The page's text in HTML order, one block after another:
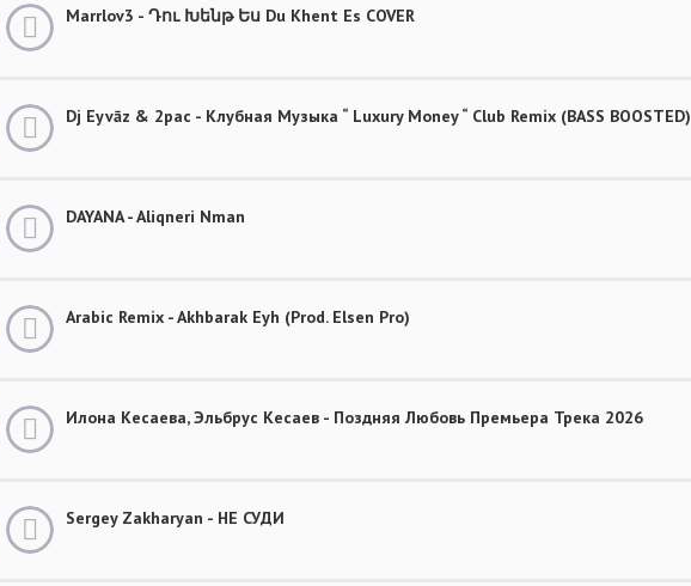
Marrlov3 - Դու Խենթ Ես Du Khent Es COVER
Dj Eyvāz & 2pac - Клубная Музыка “ Luxury Money “ Club Remix (BASS BOOSTED)
DAYANA - Aliqneri Nman
Arabic Remix - Akhbarak Eyh (Prod. Elsen Pro)
Илона Кесаева, Эльбрус Кесаев - Поздняя Любовь Премьера Трека 2026
Sergey Zakharyan - НЕ СУДИ